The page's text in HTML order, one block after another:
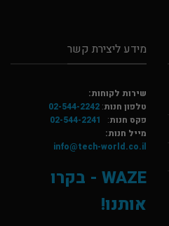
מידע ליצירת קשר
שירות לקוחות:
טלפון חנות:
02-544-2242
פקס חנות:
02-544-2241
מייל חנות:
info@tech-world.co.il
WAZE - בקרו
אותנו!